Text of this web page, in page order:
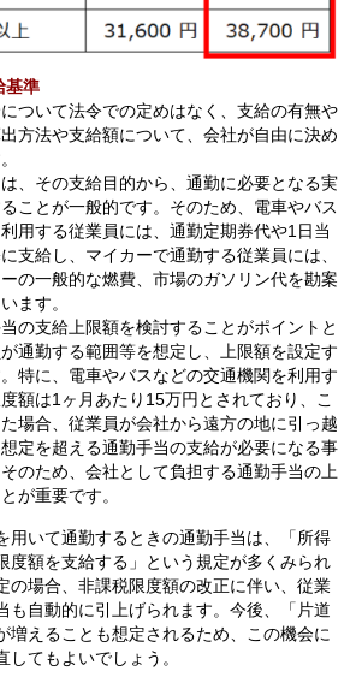
基準
ついて法令での定めはなく、支給の有無や
方法や支給額について、会社が自由に決め
、その支給目的から、通勤に必要となる実
ことが一般的です。そのため、電車やバス
用する従業員には、通勤定期券代や1日当
支給し、マイカーで通勤する従業員には、
の一般的な燃費、市場のガソリン代を勘案
ます。
の支給上限額を検討することがポイントと
通勤する範囲等を想定し、上限額を設定す
特に、電車やバスなどの交通機関を利用す
額は1ヶ月あたり15万円とされており、こ
場合、従業員が会社から遠方の地に引っ越
定を超える通勤手当の支給が必要になる事
のため、会社として負担する通勤手当の上
が重要です。
いて通勤するときの通勤手当は、「所得
度額を支給する」という規定が多くみられ
の場合、非課税限度額の改正に伴い、従業
も自動的に引上げられます。今後、「片道
増えることも想定されるため、この機会に
てもよいでしょう。